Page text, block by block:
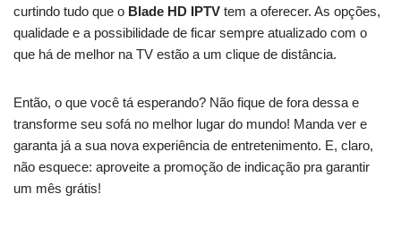
curtindo tudo que o Blade HD IPTV tem a oferecer. As opções,
qualidade e a possibilidade de ficar sempre atualizado com o
que há de melhor na TV estão a um clique de distância.
Então, o que você tá esperando? Não fique de fora dessa e
transforme seu sofá no melhor lugar do mundo! Manda ver e
garanta já a sua nova experiência de entretenimento. E, claro,
não esquece: aproveite a promoção de indicação pra garantir
um mês grátis!